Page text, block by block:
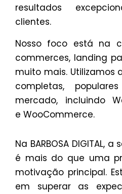
resultados
clientes.
Nosso foco está na
commerces, landing
muito mais. Utilizamos
completas,
mercado, incluindo
e WooCommerce.
Na BARBOSA DIGITAL,
é mais do que uma
motivação principal.
em superar as